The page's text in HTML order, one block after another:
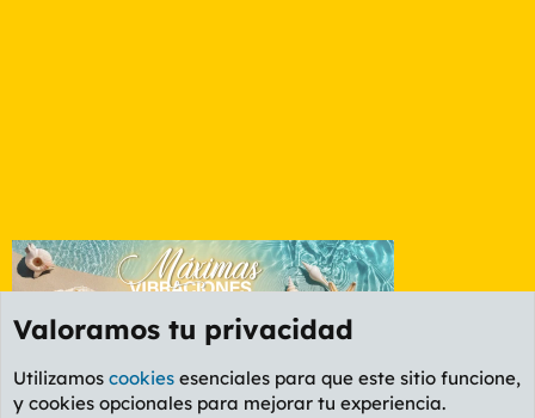
Foro General
Valoramos tu privacidad
Utilizamos cookies esenciales para que este sitio funcione,
y cookies opcionales para mejorar tu experiencia.